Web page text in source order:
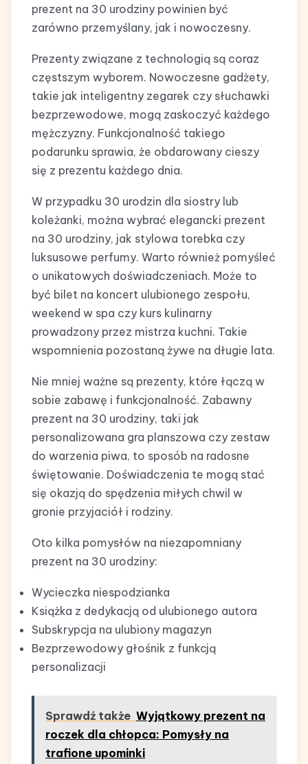
prezent na 30 urodziny powinien być
zarówno przemyślany, jak i nowoczesny.
Prezenty związane z technologią są coraz
częstszym wyborem. Nowoczesne gadżety,
takie jak inteligentny zegarek czy słuchawki
bezprzewodowe, mogą zaskoczyć każdego
mężczyzny. Funkcjonalność takiego
podarunku sprawia, że obdarowany cieszy
się z prezentu każdego dnia.
W przypadku 30 urodzin dla siostry lub
koleżanki, można wybrać elegancki prezent
na 30 urodziny, jak stylowa torebka czy
luksusowe perfumy. Warto również pomyśleć
o unikatowych doświadczeniach. Może to
być bilet na koncert ulubionego zespołu,
weekend w spa czy kurs kulinarny
prowadzony przez mistrza kuchni. Takie
wspomnienia pozostaną żywe na długie lata.
Nie mniej ważne są prezenty, które łączą w
sobie zabawę i funkcjonalność. Zabawny
prezent na 30 urodziny, taki jak
personalizowana gra planszowa czy zestaw
do warzenia piwa, to sposób na radosne
świętowanie. Doświadczenia te mogą stać
się okazją do spędzenia miłych chwil w
gronie przyjaciół i rodziny.
Oto kilka pomysłów na niezapomniany
prezent na 30 urodziny:
Wycieczka niespodzianka
Książka z dedykacją od ulubionego autora
Subskrypcja na ulubiony magazyn
Bezprzewodowy głośnik z funkcją
personalizacji
Sprawdź także Wyjątkowy prezent na
roczek dla chłopca: Pomysły na
trafione upominki